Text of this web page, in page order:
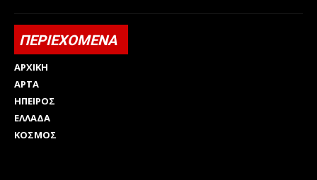
ΠΕΡΙΕΧΟΜΕΝΑ
ΑΡΧΙΚΗ
ΑΡΤΑ
ΗΠΕΙΡΟΣ
ΕΛΛΑΔΑ
ΚΟΣΜΟΣ